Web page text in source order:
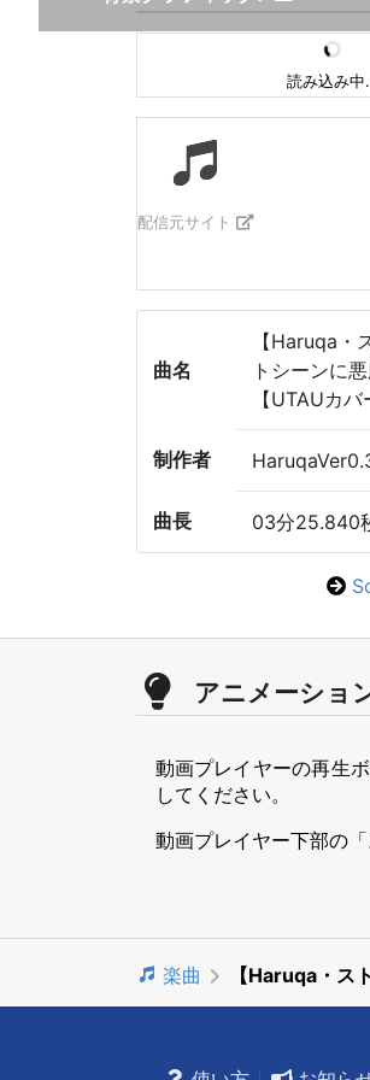
読み込み
配信元サイト
曲名
【Haruqa・
トシーンに
【UTAUカバ
制作者
曲長 03分25.840
アニメーショ
動画プレイヤーの再生
してください。
動画プレイヤー下部の
楽曲 【Haruqa・ス